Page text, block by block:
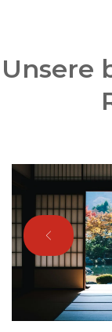
Unsere